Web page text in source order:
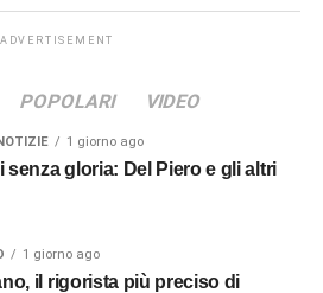
ADVERTISEMENT
POPOLARI VIDEO
1 giorno ago
senza gloria: Del Piero e gli altri
1 giorno ago
il rigorista più preciso di